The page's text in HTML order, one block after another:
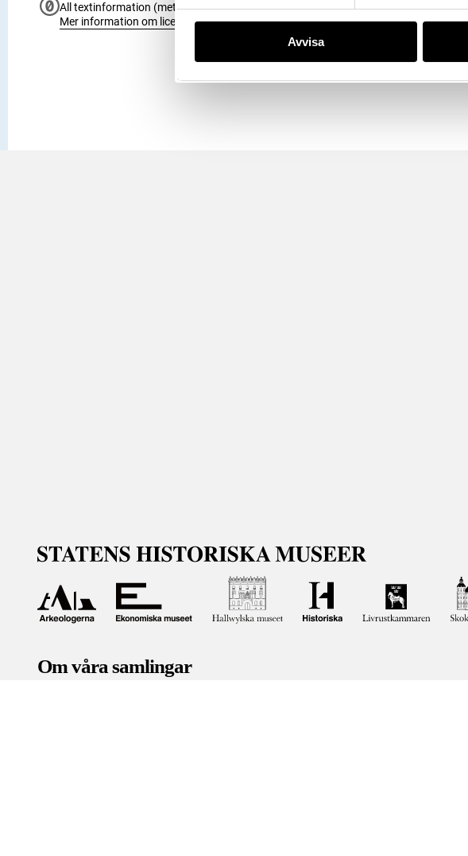
Avvisa
All textinformation (metadata) på denna sida är fri att använda enligt licensen CC0.
Mer information om licenser hos Statens historiska museer.
Om våra samlingar